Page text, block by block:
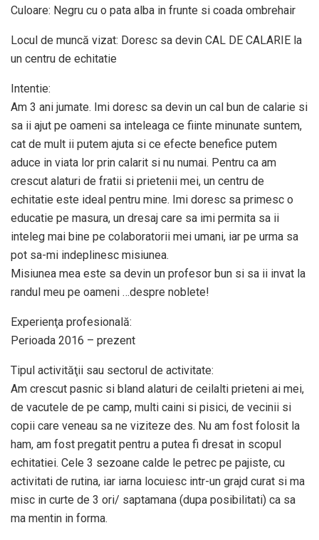
Culoare: Negru cu o pata alba in frunte si coada ombrehair
Locul de muncă vizat: Doresc sa devin CAL DE CALARIE la
un centru de echitatie
Intentie:
Am 3 ani jumate. Imi doresc sa devin un cal bun de calarie si
sa ii ajut pe oameni sa inteleaga ce fiinte minunate suntem,
cat de mult ii putem ajuta si ce efecte benefice putem
aduce in viata lor prin calarit si nu numai. Pentru ca am
crescut alaturi de fratii si prietenii mei, un centru de
echitatie este ideal pentru mine. Imi doresc sa primesc o
educatie pe masura, un dresaj care sa imi permita sa ii
inteleg mai bine pe colaboratorii mei umani, iar pe urma sa
pot sa-mi indeplinesc misiunea.
Misiunea mea este sa devin un profesor bun si sa ii invat la
randul meu pe oameni …despre noblete!
Experienţa profesională:
Perioada 2016 – prezent
Tipul activităţii sau sectorul de activitate:
Am crescut pasnic si bland alaturi de ceilalti prieteni ai mei,
de vacutele de pe camp, multi caini si pisici, de vecinii si
copii care veneau sa ne viziteze des. Nu am fost folosit la
ham, am fost pregatit pentru a putea fi dresat in scopul
echitatiei. Cele 3 sezoane calde le petrec pe pajiste, cu
activitati de rutina, iar iarna locuiesc intr-un grajd curat si ma
misc in curte de 3 ori/ saptamana (dupa posibilitati) ca sa
ma mentin in forma.